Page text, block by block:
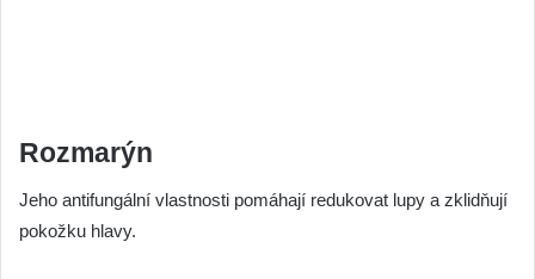
Rozmarýn
Jeho antifungální vlastnosti pomáhají redukovat lupy a zklidňují
pokožku hlavy.